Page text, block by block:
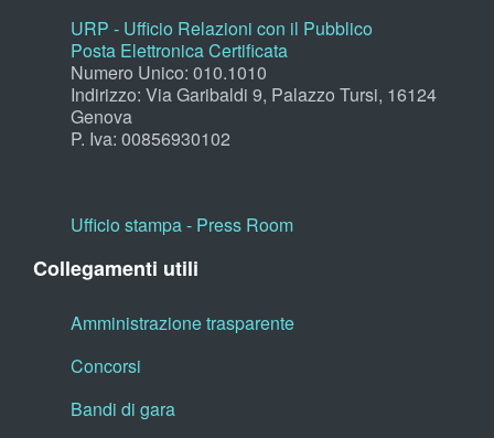
URP - Ufficio Relazioni con il Pubblico
Posta Elettronica Certificata
Numero Unico: 010.1010
Indirizzo: Via Garibaldi 9, Palazzo Tursi, 16124
Genova
P. Iva: 00856930102
Ufficio stampa - Press Room
Collegamenti utili
Amministrazione trasparente
Concorsi
Bandi di gara